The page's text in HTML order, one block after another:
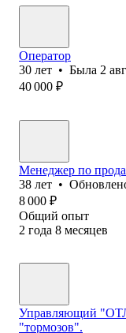
Оператор
30 лет • Была 2
40 000 ₽
Менеджер по
38 лет •
8 000 ₽
Общий опыт
2 года 8 месяцев
Управляющий
"тормозов".